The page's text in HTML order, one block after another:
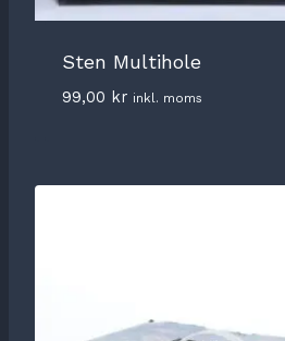
Sten Multihole
99,00 kr inkl. moms